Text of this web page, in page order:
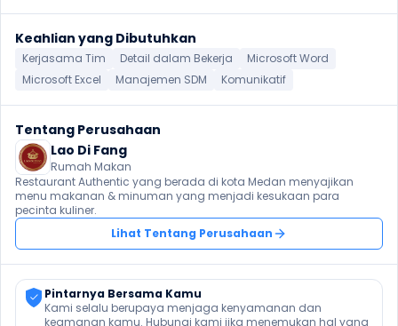
Keahlian yang Dibutuhkan
Kerjasama Tim Detail dalam Bekerja
Microsoft Word
Microsoft Excel
Manajemen SDM Komunikatif
Tentang Perusahaan
Lao Di Fang
Rumah Makan
Restaurant Authentic yang berada di kota Medan menyajikan
menu makanan & minuman yang menjadi kesukaan para
pecinta kuliner.
Lihat Tentang Perusahaan
Pintarnya Bersama Kamu
Kami selalu berupaya menjaga kenyamanan dan
keamanan kamu. Hubungi kami jika menemukan hal yang